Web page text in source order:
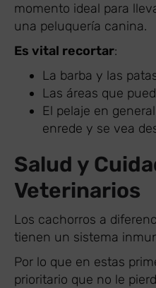
momento ideal para
una peluquería canina.
Es vital recortar:
La barba y las
Las áreas que
El pelaje en
enrede y se vea
Salud y
Veterinarios
Los cachorros a
tienen un sistema
Por lo que en estas
prioritario que no le